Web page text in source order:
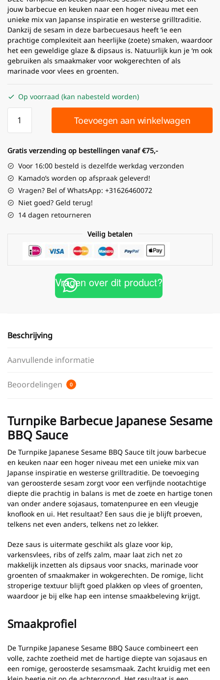
jouw barbecue en keuken naar een hoger niveau met een
unieke mix van Japanse inspiratie en westerse grilltraditie.
Dankzij de sesam in deze barbecuesaus heeft ‘ie een
prachtige complexiteit aan heerlijke (zoete) smaken, waardoor
het een geweldige glaze & dipsaus is. Natuurlijk kun je ‘m ook
gebruiken als smaakmaker voor wokgerechten of als
marinade voor vlees en groenten.
Op voorraad (kan nabesteld worden)
Toevoegen aan winkelwagen
Gratis verzending op bestellingen vanaf €75,-
Voor 16:00 besteld is dezelfde werkdag verzonden
Kamado’s worden op afspraak geleverd!
Vragen? Bel of WhatsApp: +31626460072
Niet goed? Geld terug!
14 dagen retourneren
Veilig betalen
Vragen over dit product?
Beschrijving
Aanvullende informatie
Beoordelingen 0
Turnpike Barbecue Japanese Sesame
BBQ Sauce
De Turnpike Japanese Sesame BBQ Sauce tilt jouw barbecue
en keuken naar een hoger niveau met een unieke mix van
Japanse inspiratie en westerse grilltraditie. De toevoeging
van geroosterde sesam zorgt voor een verfijnde nootachtige
diepte die prachtig in balans is met de zoete en hartige tonen
van onder andere sojasaus, tomatenpuree en een vleugje
knoflook en ui. Het resultaat? Een saus die je blijft proeven,
telkens net even anders, telkens net zo lekker.
Deze saus is uitermate geschikt als glaze voor kip,
varkensvlees, ribs of zelfs zalm, maar laat zich net zo
makkelijk inzetten als dipsaus voor snacks, marinade voor
groenten of smaakmaker in wokgerechten. De romige, licht
stroperige textuur blijft goed plakken op vlees of groenten,
waardoor je bij elke hap een intense smaakbeleving krijgt.
Smaakprofiel
De Turnpike Japanese Sesame BBQ Sauce combineert een
volle, zachte zoetheid met de hartige diepte van sojasaus en
een romige, geroosterde sesamsmaak. Zacht kruidig met een